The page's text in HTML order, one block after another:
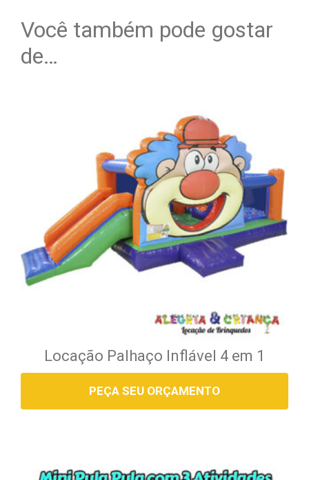
Você também pode gostar
de…
Locação Palhaço Inflável 4 em 1
PEÇA SEU ORÇAMENTO